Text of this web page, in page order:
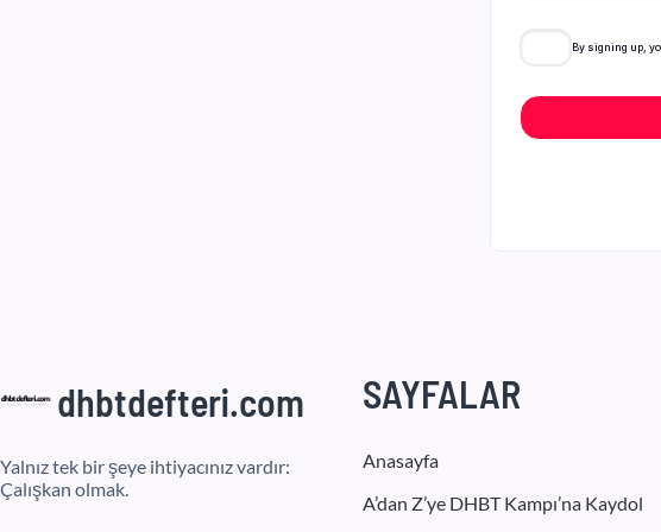
By signing up,
dhbtdefteri.com
Yalnız tek bir şeye ihtiyacınız vardır:
Çalışkan olmak.
SAYFALAR
Anasayfa
A’dan Z’ye DHBT Kampı’na Kaydol